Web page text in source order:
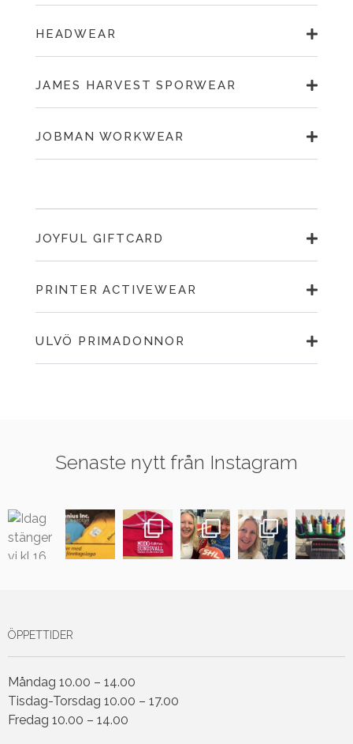
HEADWEAR
JAMES HARVEST SPORWEAR
JOBMAN WORKWEAR
JOYFUL GIFTCARD
PRINTER ACTIVEWEAR
ULVÖ PRIMADONNOR
Senaste nytt från Instagram
ÖPPETTIDER
Måndag 10.00 – 14.00
Tisdag-Torsdag 10.00 – 17.00
Fredag 10.00 – 14.00